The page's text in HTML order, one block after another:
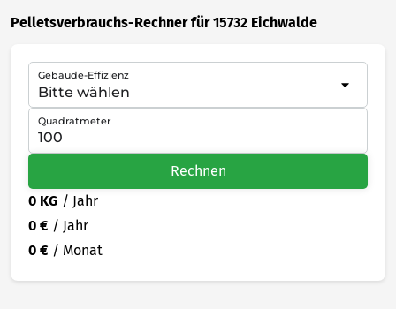
Pelletsverbrauchs-Rechner für 15732 Eichwalde
Gebäude-Effizienz
Quadratmeter
Rechnen
0 KG / Jahr
0 € / Jahr
0 € / Monat